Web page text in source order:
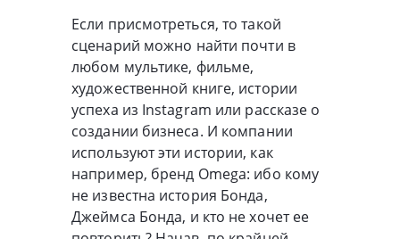
Если присмотреться, то такой
сценарий можно найти почти в
любом мультике, фильме,
художественной книге, истории
успеха из Instagram или рассказе о
создании бизнеса. И компании
используют эти истории, как
например, бренд Omega: ибо кому
не известна история Бонда,
Джеймса Бонда, и кто не хочет ее